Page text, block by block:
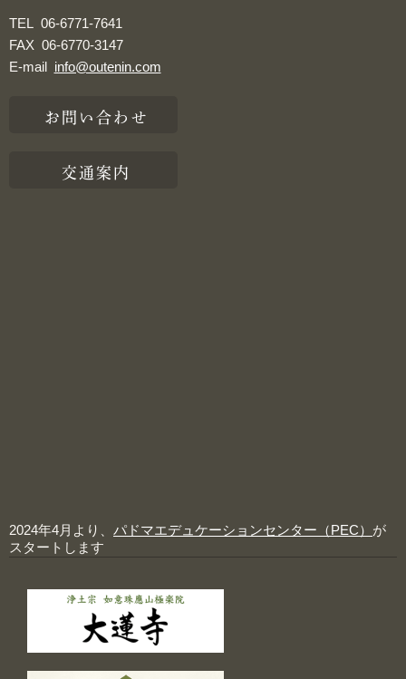
TEL 06-6771-7641
FAX 06-6770-3147
E-mail info@outenin.com
お問い合わせ
交通案内
2024年4月より、 パドマエデュケーションセンター（PEC） が
スタートします